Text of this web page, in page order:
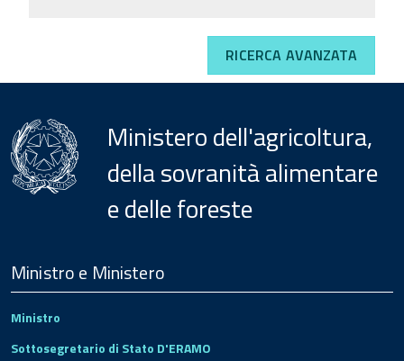
RICERCA AVANZATA
Ministero dell'agricoltura,
della sovranità alimentare
e delle foreste
Footer
Ministro e Ministero
Ministro
Sottosegretario di Stato D'ERAMO